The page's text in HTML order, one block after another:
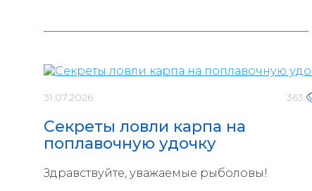
31.07.2026 363
Секреты ловли карпа на
поплавочную удочку
Здравствуйте, уважаемые рыболовы!